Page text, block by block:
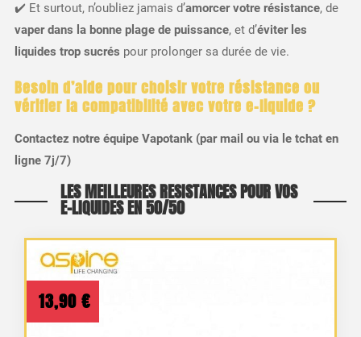
✔️ Et surtout, n’oubliez jamais d’amorcer votre résistance, de
vaper dans la bonne plage de puissance, et d’éviter les
liquides trop sucrés pour prolonger sa durée de vie.
Besoin d’aide pour choisir votre résistance ou
vérifier la compatibilité avec votre e-liquide ?
Contactez notre équipe Vapotank (par mail ou via le tchat en
ligne 7j/7)
LES MEILLEURES RESISTANCES POUR VOS
E-LIQUIDES EN 50/50
13,90 €